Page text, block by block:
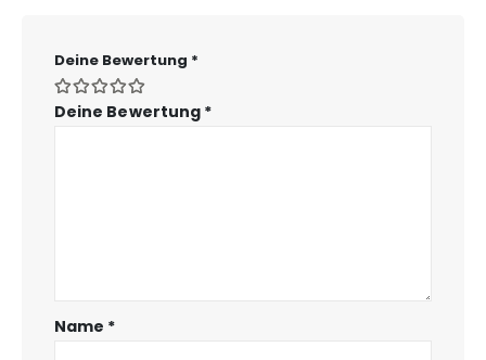
Deine Bewertung *
Deine Bewertung *
Name *